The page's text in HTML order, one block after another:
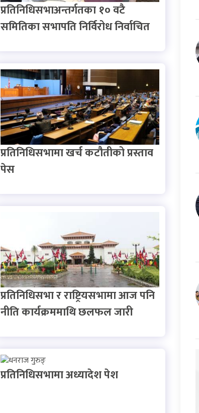
प्रतिनिधिसभाअन्तर्गतका १० वटै
समितिका सभापति निर्विरोध निर्वाचित
प्रतिनिधिसभामा खर्च कटौतीको प्रस्ताव
पेस
प्रतिनिधिसभा र राष्ट्रियसभामा आज पनि
नीति कार्यक्रममाथि छलफल जारी
प्रतिनिधिसभामा अध्यादेश पेश